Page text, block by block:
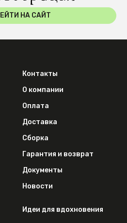
НА САЙТ
Контакты
О компании
Оплата
Доставка
Сборка
Гарантия и возврат
Документы
Новости
Идеи для вдохновения